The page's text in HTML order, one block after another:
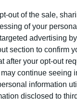
out of the sale,
of your
advertising
section to confirm
after your opt-out
continue seeing
information
disclosed to
το enimerosi στο
στο e-